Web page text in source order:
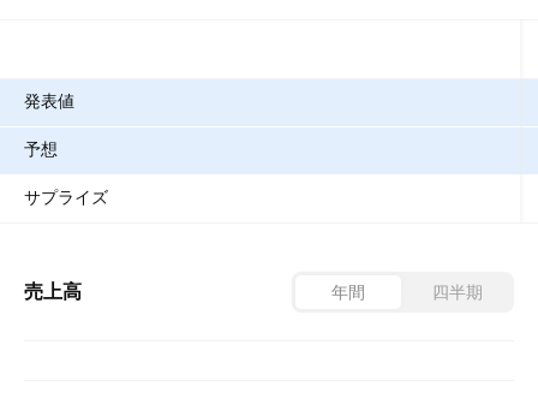
発表値
予想
サプライズ
売上高 年間 四半期